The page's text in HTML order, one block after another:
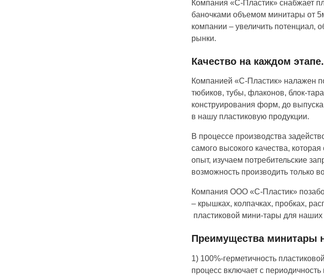
Компания «С-Пластик» снабжает
баночками объемом минитары от
компании – увеличить потенциал,
рынки.
Качество на каждом этапе.
Компанией «С-Пластик» налажен
тюбиков, тубы, флаконов, блок-
конструирования форм, до
в нашу пластиковую продукции.
В процессе производства
самого высокого качества,
опыт, изучаем потребительские
возможность производить только
Компания ООО «С-Пластик»
– крышках, колпачках, пробках,
пластиковой мини-тары для наших
Преимущества минитары
1) 100%-герметичность
процесс включает с